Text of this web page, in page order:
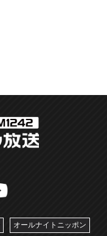
オールナイトニッポン